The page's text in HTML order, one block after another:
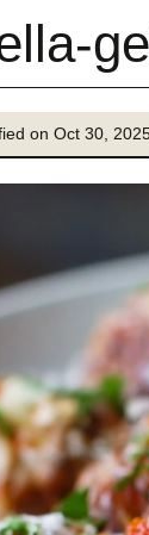
on Oct 30,